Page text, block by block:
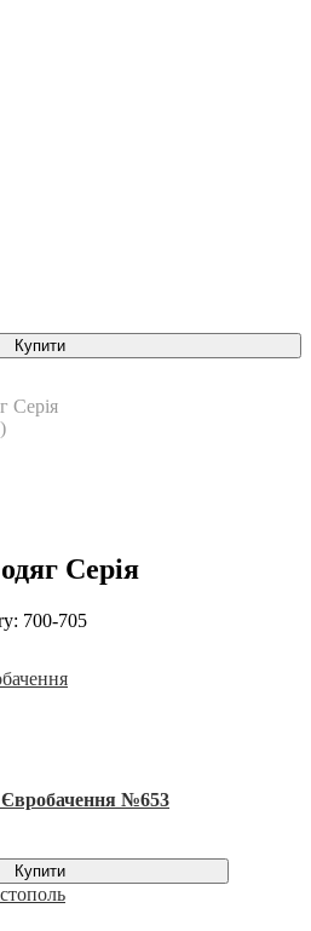
Купити
Серія
Серія
700-705
№653
Купити